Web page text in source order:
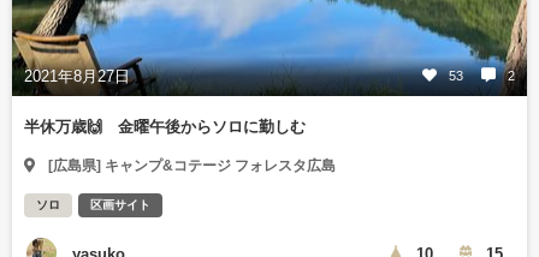
2021年8月27日 53 2
半休万歳🙌 金曜午後からソロに勤しむ
[広島県] キャンプ&コテージ フォレスタ広島
ソロ 区画サイト